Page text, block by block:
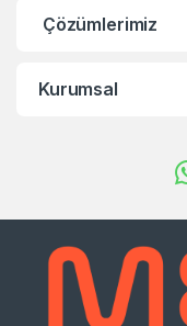
Çözümlerimiz
Kurumsal